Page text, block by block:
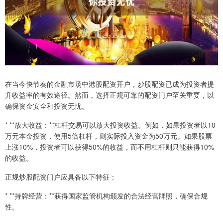
在当今快节奏的金融市场中港股配资开户，炒股配资已成为投资者提
升收益率的有效途径。然而，选择正规可靠的配资门户至关重要，以
确保资金安全和投资无忧。
* **放大收益：**杠杆交易可以放大投资收益。例如，如果投资者以10
万元本金投资，使用5倍杠杆，则实际投入资金为50万元。如果股票
上涨10%，投资者可以获得50%的收益，而不用杠杆则只能获得10%
的收益。
正规炒股配资门户应具备以下特征：
* **持牌经营：**获得国家监管机构颁发的合法经营牌照，确保合规
性。